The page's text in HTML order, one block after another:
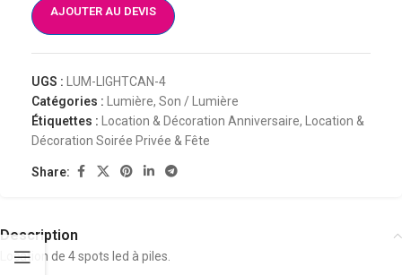
AJOUTER AU DEVIS
UGS : LUM-LIGHTCAN-4
Catégories : Lumière, Son / Lumière
Étiquettes : Location & Décoration Anniversaire, Location &
Décoration Soirée Privée & Fête
Share:
Description
Location de 4 spots led à piles.